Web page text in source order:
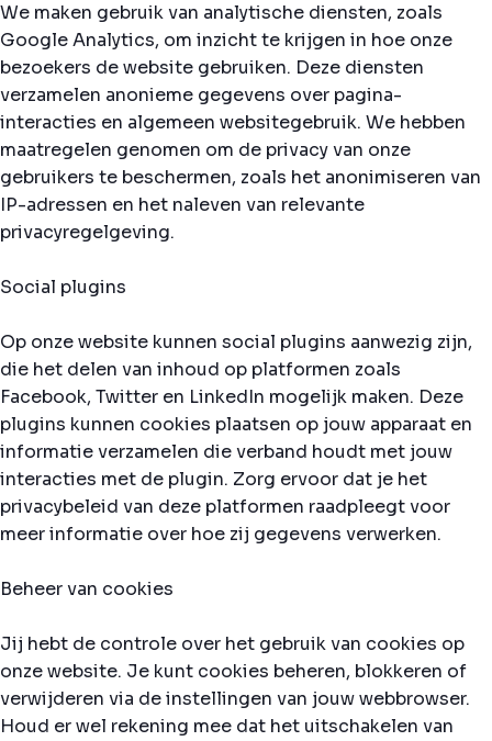
We maken gebruik van analytische diensten, zoals
Google Analytics, om inzicht te krijgen in hoe onze
bezoekers de website gebruiken. Deze diensten
verzamelen anonieme gegevens over pagina-
interacties en algemeen websitegebruik. We hebben
maatregelen genomen om de privacy van onze
gebruikers te beschermen, zoals het anonimiseren van
IP-adressen en het naleven van relevante
privacyregelgeving.
Social plugins
Op onze website kunnen social plugins aanwezig zijn,
die het delen van inhoud op platformen zoals
Facebook, Twitter en LinkedIn mogelijk maken. Deze
plugins kunnen cookies plaatsen op jouw apparaat en
informatie verzamelen die verband houdt met jouw
interacties met de plugin. Zorg ervoor dat je het
privacybeleid van deze platformen raadpleegt voor
meer informatie over hoe zij gegevens verwerken.
Beheer van cookies
Jij hebt de controle over het gebruik van cookies op
onze website. Je kunt cookies beheren, blokkeren of
verwijderen via de instellingen van jouw webbrowser.
Houd er wel rekening mee dat het uitschakelen van